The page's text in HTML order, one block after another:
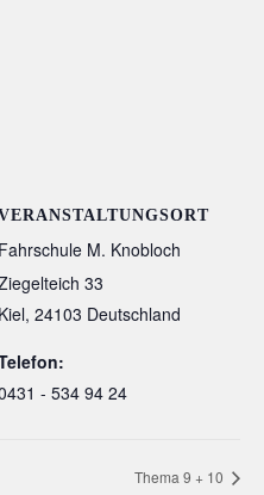
Fahrschule M. Knobloch
33
Kiel, 24103 Deutschland
- 534 94 24
Thema 9 + 10